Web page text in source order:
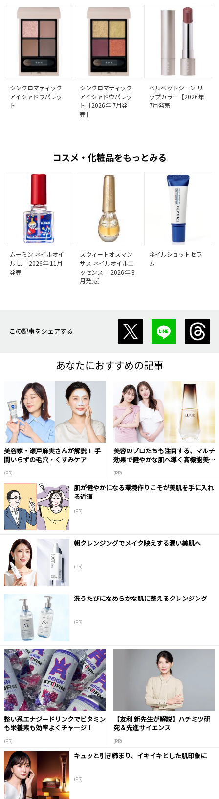
シンクロマティック
アイシャドウパレッ
ト
シンクロマティック
アイシャドウパレッ
ト［2026年 7月発
売］
ベルベットシーン リ
ップカラー［2026年
7月発売］
コスメ・化粧品をもっとみる
ムーミン ネイルオイ
ル LJ［2026年 11月
発売］
スウィートオスマン
サス ネイルオイルエ
ッセンス ［2026年 8
月発売］
ネイルショットセラ
ム
この記事をシェアする
あなたにおすすめの記事
美容家・瀬戸麻実さんが解説！ 手
間いらずの毛穴・くすみケア
(PR)
美容のプロたちも注目する、マルチ
効果で健やかな肌へ導く高機能美容
(PR)
肌が健やかになる環境作りこそが美肌を手に入れ
る近道
(PR)
朝クレンジングでメイク映えする潤い美肌へ
(PR)
洗うたびになめらかな肌に整えるクレンジング
(PR)
整い系エナジードリンクでビタミン
も栄養素も効率よくチャージ！
(PR)
【友利 新先生が解説】ハチミツ研
究＆先進サイエンス
(PR)
キュッと引き締まり、イキイキとした肌印象に
(PR)